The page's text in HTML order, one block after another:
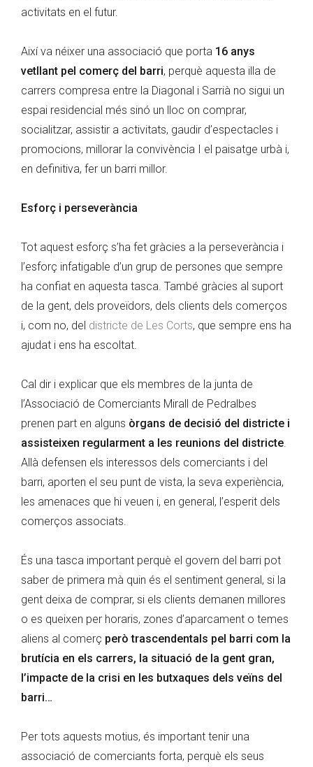
activitats en el futur.
Així va néixer una associació que porta 16 anys
vetllant pel comerç del barri, perquè aquesta illa de
carrers compresa entre la Diagonal i Sarrià no sigui un
espai residencial més sinó un lloc on comprar,
socialitzar, assistir a activitats, gaudir d’espectacles i
promocions, millorar la convivència I el paisatge urbà i,
en definitiva, fer un barri millor.
Esforç i perseverància
Tot aquest esforç s’ha fet gràcies a la perseverància i
l’esforç infatigable d’un grup de persones que sempre
ha confiat en aquesta tasca. També gràcies al suport
de la gent, dels proveïdors, dels clients dels comerços
i, com no, del districte de Les Corts, que sempre ens ha
ajudat i ens ha escoltat.
Cal dir i explicar que els membres de la junta de
l’Associació de Comerciants Mirall de Pedralbes
prenen part en alguns òrgans de decisió del districte i
assisteixen regularment a les reunions del districte.
Allà defensen els interessos dels comerciants i del
barri, aporten el seu punt de vista, la seva experiència,
les amenaces que hi veuen i, en general, l’esperit dels
comerços associats.
És una tasca important perquè el govern del barri pot
saber de primera mà quin és el sentiment general, si la
gent deixa de comprar, si els clients demanen millores
o es queixen per horaris, zones d’aparcament o temes
aliens al comerç però trascendentals pel barri com la
brutícia en els carrers, la situació de la gent gran,
l’impacte de la crisi en les butxaques dels veïns del
barri…
Per tots aquests motius, és important tenir una
associació de comerciants forta, perquè els seus